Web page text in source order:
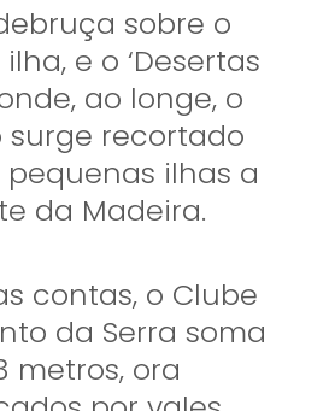
sobre o
ilha, e o ‘Desertas
ao longe, o
surge recortado
pequenas ilhas a
da Madeira.
contas, o Clube
da Serra soma
metros, ora